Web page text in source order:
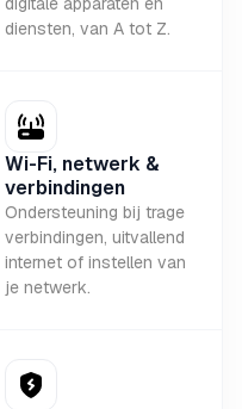
diensten, van A tot Z.
Wi-Fi, netwerk &
verbindingen
Ondersteuning bij trage
verbindingen, uitvallend
internet of instellen van
je netwerk.